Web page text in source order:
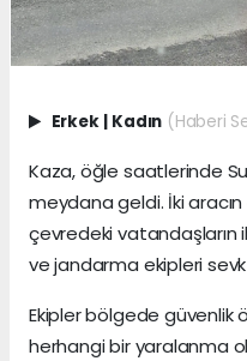
Erkek Kadın (Haberi
Kaza, öğle saatlerinde
meydana geldi. İki aracın
çevredeki vatandaşların
ve jandarma ekipleri
Ekipler bölgede güvenlik
herhangi bir yaralanma